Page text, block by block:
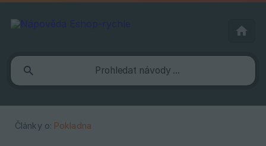
Články o: Pokladna